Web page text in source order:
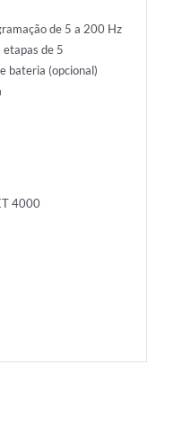
de 5 a 200 Hz
etapas de 5
bateria (opcional)
4000